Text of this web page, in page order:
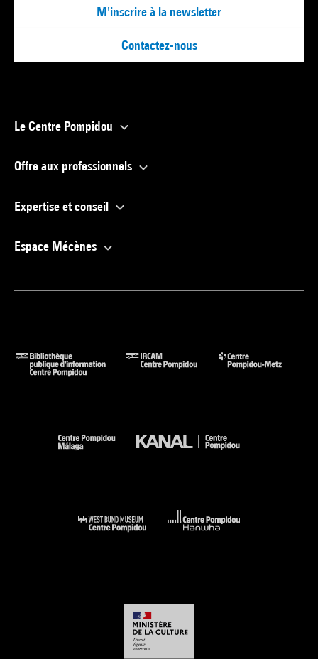
M'inscrire à la newsletter
Contactez-nous
Le Centre Pompidou
Offre aux professionnels
Expertise et conseil
Espace Mécènes